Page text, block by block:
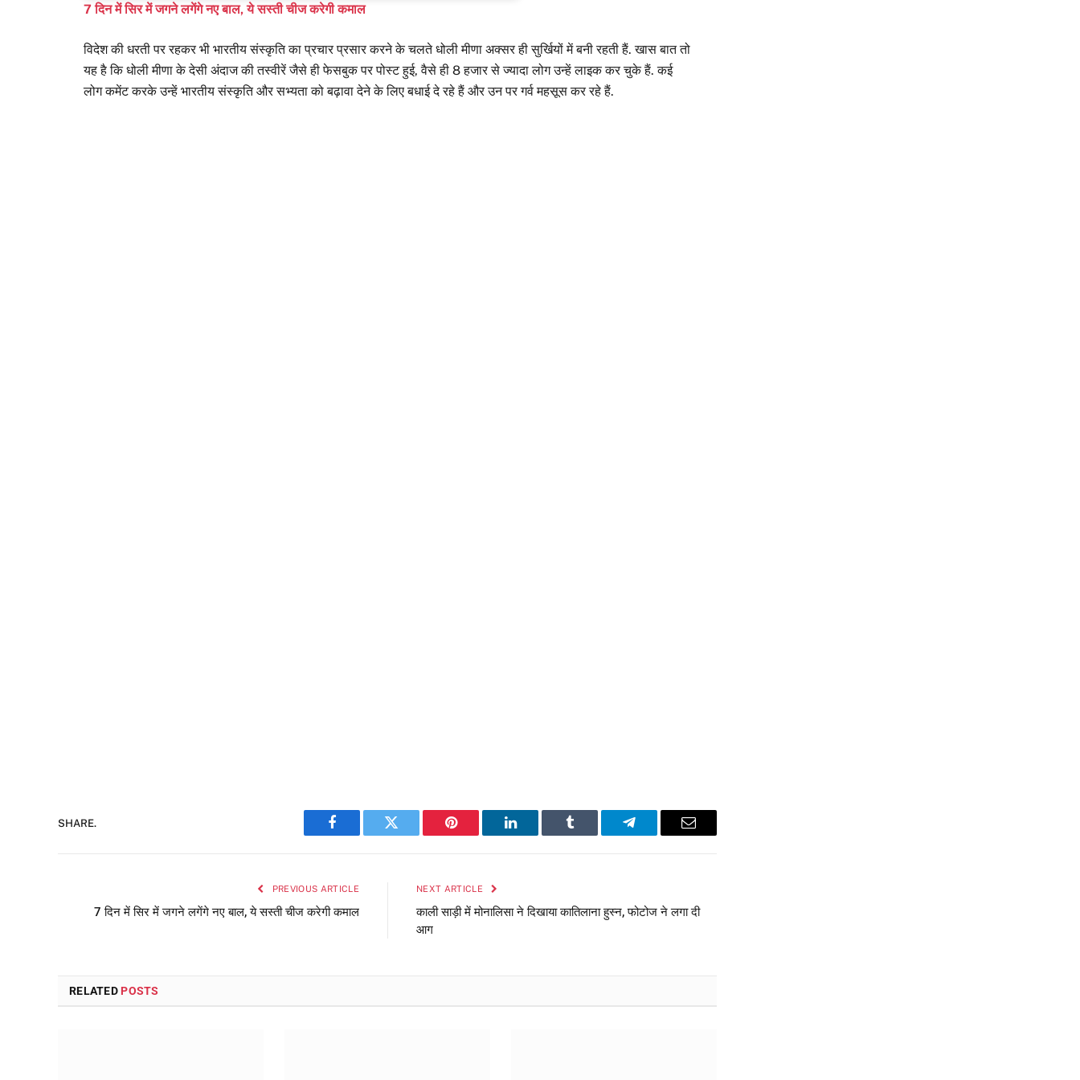
7 दिन में सिर में जगने लगेंगे नए बाल, ये सस्ती चीज करेगी कमाल
विदेश की धरती पर रहकर भी भारतीय संस्कृति का प्रचार प्रसार करने के चलते धोली मीणा अक्सर ही सुर्खियों में बनी रहती हैं. खास बात तो
यह है कि धोली मीणा के देसी अंदाज की तस्वीरें जैसे ही फेसबुक पर पोस्ट हुई, वैसे ही 8 हजार से ज्यादा लोग उन्हें लाइक कर चुके हैं. कई
लोग कमेंट करके उन्हें भारतीय संस्कृति और सभ्यता को बढ़ावा देने के लिए बधाई दे रहे हैं और उन पर गर्व महसूस कर रहे हैं.
SHARE.
Facebook Twitter Pinterest LinkedIn Tumblr Telegram Email
PREVIOUS ARTICLE
7 दिन में सिर में जगने लगेंगे नए बाल, ये सस्ती चीज करेगी कमाल
NEXT ARTICLE
काली साड़ी में मोनालिसा ने दिखाया कातिलाना हुस्न, फोटोज ने लगा दी
आग
RELATED POSTS